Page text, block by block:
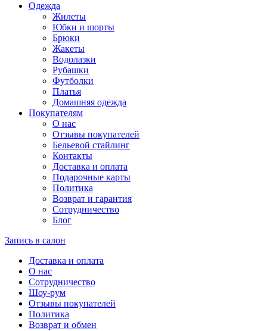
Одежда
Жилеты
Юбки и шорты
Брюки
Жакеты
Водолазки
Рубашки
Футболки
Платья
Домашняя одежда
Покупателям
О нас
Отзывы покупателей
Бельевой стайлинг
Контакты
Доставка и оплата
Подарочные карты
Политика
Возврат и гарантия
Сотрудничество
Блог
Запись в салон
Доставка и оплата
О нас
Сотрудничество
Шоу-рум
Отзывы покупателей
Политика
Возврат и обмен